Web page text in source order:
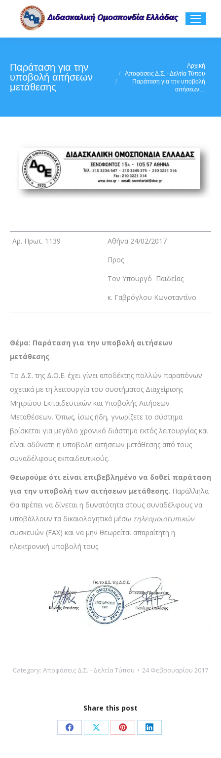
Παράταση για την
υποβολή αιτήσεων
μετάθεσης
Αρχική
Αποφάσεις Δ.Σ. - Δελτία Τύπου
Παράταση για την υποβολή
αιτήσεων…
Αρ. Πρωτ. 1139
Αθήνα 24/02/2017
Προς
Τον Υπουργό Παιδείας
κ. Γαβρόγλου Κωνσταντίνο
Θέμα: Παράταση για την υποβολή αιτήσεων
μετάθεσης
Το Δ.Σ. της Δ.Ο.Ε. έχει γίνει αποδέκτης πολλών παραπόνων
σχετικά με τη λειτουργία του συστήματος Διαχείρισης
Μητρώου Εκπαιδευτικών και Υποβολής Αιτήσεων
Μεταθέσεων. Όπως, ίσως ήδη, γνωρίζετε το σύστημα
βρίσκεται για μεγάλο χρονικό διάστημα εκτός λειτουργίας και
είναι αδύνατη η υποβολή αιτήσεων μετάθεσης από τους
συναδέλφους εκπαιδευτικούς.
Θεωρούμε ότι είναι επιβεβλημένο να δοθεί παράταση
για την υποβολή των αιτήσεων μετάθεσης. Παράλληλα
Θα πρέπει να δίνεται η δυνατότητα στους συναδέλφους να
υποβάλλουν τα δικαιολογητικά μέσω τηλεομοιοτυπικών
συσκευών (FAX) και να μην θεωρείται απαραίτητη η
ηλεκτρονική υποβολή τους.
Category: Αποφάσεις Δ.Σ. - Δελτία Τύπου 24 Φεβρουαρίου 2017
Share this post
Share Share Share Share